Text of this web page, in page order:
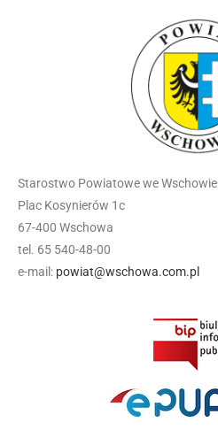
Starostwo Powiatowe we Wschowie
Plac Kosynierów 1c
67-400 Wschowa
tel. 65 540-48-00
e-mail: powiat@wschowa.com.pl